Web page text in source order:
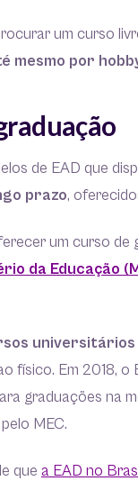
um curso
mesmo por
de EAD que
prazo,
um curso de
da Educação
universitários
físico. Em 2018, o
graduações na
MEC.
que a EAD no